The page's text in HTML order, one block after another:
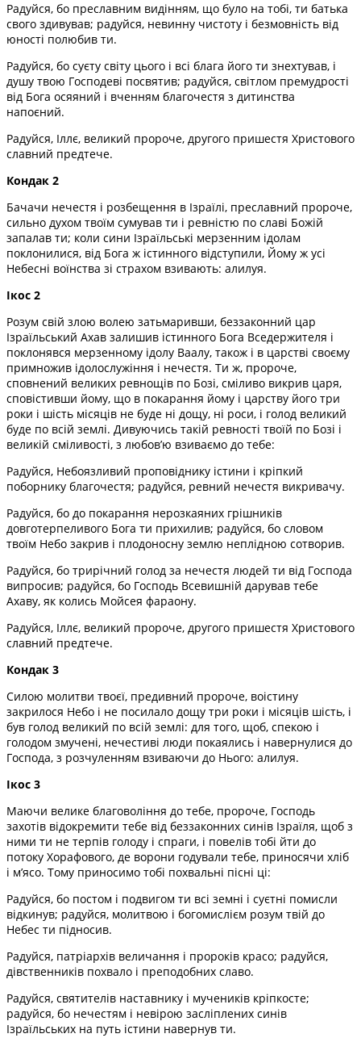
Радуйся, бо преславним видінням, що було на тобі, ти батька
свого здивував; радуйся, невинну чистоту і безмовність від
юності полюбив ти.
Радуйся, бо суєту світу цього і всі блага його ти знехтував, і
душу твою Господеві посвятив; радуйся, світлом премудрості
від Бога осяяний і вченням благочестя з дитинства
напоєний.
Радуйся, Іллє, великий пророче, другого пришестя Христового
славний предтече.
Кондак 2
Бачачи нечестя і розбещення в Ізраїлі, преславний пророче,
сильно духом твоїм сумував ти і ревністю по славі Божій
запалав ти; коли сини Ізраїльські мерзенним ідолам
поклонилися, від Бога ж істинного відступили, Йому ж усі
Небесні воїнства зі страхом взивають: алилуя.
Ікос 2
Розум свій злою волею затьмаривши, беззаконний цар
Ізраїльський Ахав залишив істинного Бога Вседержителя і
поклонявся мерзенному ідолу Ваалу, також і в царстві своєму
примножив ідолослужіння і нечестя. Ти ж, пророче,
сповнений великих ревнощів по Бозі, сміливо викрив царя,
сповістивши йому, що в покарання йому і царству його три
роки і шість місяців не буде ні дощу, ні роси, і голод великий
буде по всій землі. Дивуючись такій ревності твоїй по Бозі і
великій сміливості, з любов’ю взиваємо до тебе:
Радуйся, Небоязливий проповіднику істини і кріпкий
поборнику благочестя; радуйся, ревний нечестя викривачу.
Радуйся, бо до покарання нерозкаяних грішників
довготерпеливого Бога ти прихилив; радуйся, бо словом
твоїм Небо закрив і плодоносну землю неплідною сотворив.
Радуйся, бо трирічний голод за нечестя людей ти від Господа
випросив; радуйся, бо Господь Всевишній дарував тебе
Ахаву, як колись Мойсея фараону.
Радуйся, Іллє, великий пророче, другого пришестя Христового
славний предтече.
Кондак 3
Силою молитви твоєї, предивний пророче, воістину
закрилося Небо і не посилало дощу три роки і місяців шість, і
був голод великий по всій землі: для того, щоб, спекою і
голодом змучені, нечестиві люди покаялись і навернулися до
Господа, з розчуленням взиваючи до Нього: алилуя.
Ікос 3
Маючи велике благовоління до тебе, пророче, Господь
захотів відокремити тебе від беззаконних синів Ізраїля, щоб з
ними ти не терпів голоду і спраги, і повелів тобі йти до
потоку Хорафового, де ворони годували тебе, приносячи хліб
і м’ясо. Тому приносимо тобі похвальні пісні ці:
Радуйся, бо постом і подвигом ти всі земні і суєтні помисли
відкинув; радуйся, молитвою і богомислієм розум твій до
Небес ти підносив.
Радуйся, патріархів величання і пророків красо; радуйся,
дівственників похвало і преподобних славо.
Радуйся, святителів наставнику і мучеників кріпкосте;
радуйся, бо нечестям і невірою засліплених синів
Ізраїльських на путь істини навернув ти.